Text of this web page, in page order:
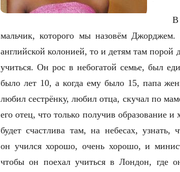
В
мальчик, которого мы назовём Джорджем.
английской колонией, то и детям там
учиться. Он рос в небогатой семье, был
было лет 10, а когда ему было 15, папа
любил сестрёнку, любил отца, скучал по
его отец, что только получив
будет счастлива там, на небесах,
он учился хорошо, очень хорошо, и
чтобы он поехал учиться в Лондон, где